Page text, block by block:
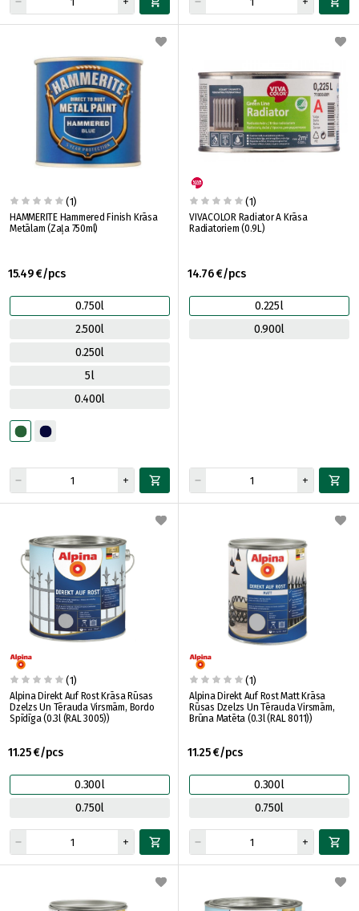
(1)
HAMMERITE Hammered Finish Krāsa
Metālam (Zaļa 750ml)
15.49 €/pcs
0.750l
2.500l
0.250l
5l
0.400l
(1)
VIVACOLOR Radiator A Krāsa
Radiatoriem (0.9L)
14.76 €/pcs
0.225l
0.900l
(1)
Alpina Direkt Auf Rost Krāsa Rūsas
Dzelzs Un Tērauda Virsmām, Bordo
Spīdīga (0.3l (RAL 3005))
11.25 €/pcs
0.300l
0.750l
(1)
Alpina Direkt Auf Rost Matt Krāsa
Rūsas Dzelzs Un Tērauda Virsmām,
Brūna Matēta (0.3l (RAL 8011))
11.25 €/pcs
0.300l
0.750l